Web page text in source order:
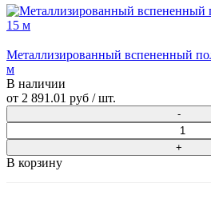
Металлизированный вспененный
м
В наличии
от 2 891.01 руб / шт.
В корзину